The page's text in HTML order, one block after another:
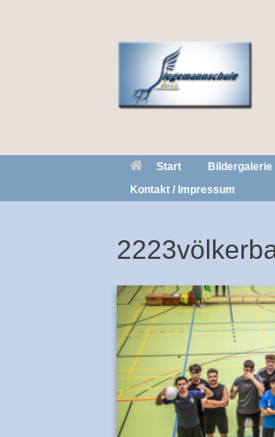
Start Bildergalerie
Kontakt / Impressum